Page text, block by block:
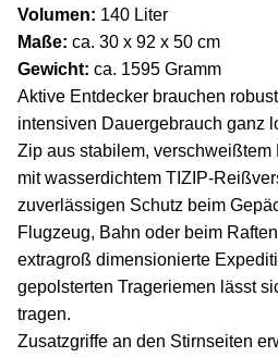
Volumen: 140 Liter
Maße: ca. 30 x 92 x 50 cm
Gewicht: ca. 1595 Gramm
Aktive Entdecker brauchen
intensiven Dauergebrauch ganz
Zip aus stabilem,
mit wasserdichtem TIZIP-
zuverlässigen Schutz beim
Flugzeug, Bahn oder beim
extragroß dimensionierte
gepolsterten Trageriemen lässt
tragen.
Zusatzgriffe an den Stirnseiten